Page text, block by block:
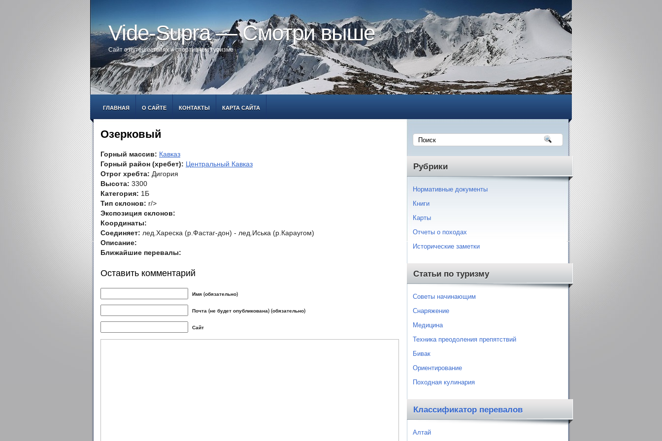
Vide-Supra — Смотри выше
Сайт о путешествиях и спортивном туризме
ГЛАВНАЯ О САЙТЕ КОНТАКТЫ КАРТА САЙТА
Озерковый
Горный массив: Кавказ
Горный район (хребет): Центральный Кавказ
Отрог хребта: Дигория
Высота: 3300
Категория: 1Б
Тип склонов: r/>
Экспозиция склонов:
Координаты:
Соединяет: лед.Хареска (р.Фастаг-дон) - лед.Иська (р.Караугом)
Описание:
Ближайшие перевалы:
Оставить комментарий
Имя (обязательно)
Почта (не будет опубликована) (обязательно)
Сайт
Рубрики
Нормативные документы
Книги
Карты
Отчеты о походах
Исторические заметки
Статьи по туризму
Советы начинающим
Снаряжение
Медицина
Техника преодоления препятствий
Бивак
Ориентирование
Походная кулинария
Классификатор перевалов
Алтай